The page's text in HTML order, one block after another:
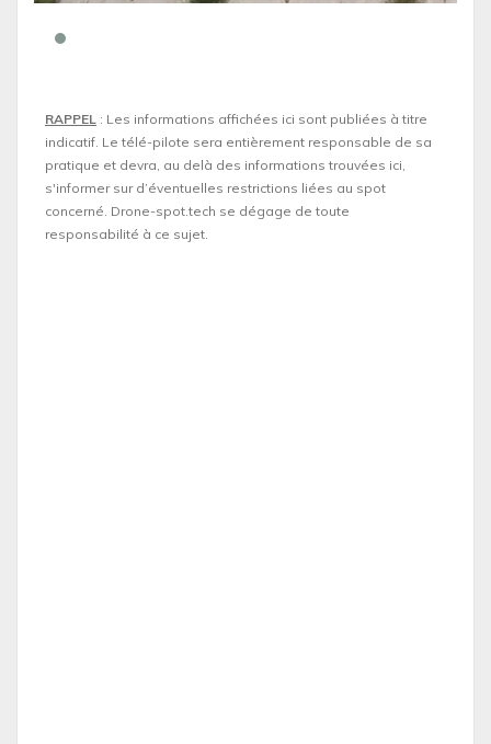
RAPPEL : Les informations affichées ici sont publiées à titre
indicatif. Le télé-pilote sera entièrement responsable de sa
pratique et devra, au delà des informations trouvées ici,
s'informer sur d’éventuelles restrictions liées au spot
concerné. Drone-spot.tech se dégage de toute
responsabilité à ce sujet.